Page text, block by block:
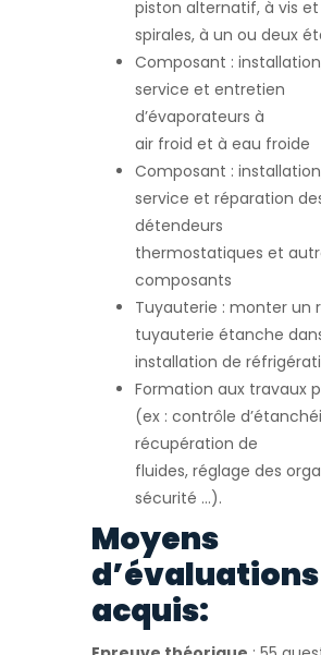
piston alternatif, à vis
spirales, à un ou deux
Composant :
service et entretien
d’évaporateurs à
air froid et à eau froide
Composant :
service et réparation
détendeurs
thermostatiques et
composants
Tuyauterie : monter un
tuyauterie étanche
installation de
Formation aux travaux
(ex : contrôle
récupération de
fluides, réglage des
sécurité …).
Moyens
acquis: